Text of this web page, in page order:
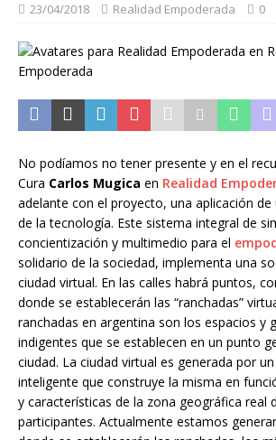
23/04/2018 Realidad Empoderada 0
No podíamos no tener presente y en el
Cura Carlos Mugica en Realidad
adelante con el proyecto, una aplicación de
de la tecnología. Este sistema integral de
concientización y multimedio para el
solidario de la sociedad, implementa una
ciudad virtual. En las calles habrá puntos,
donde se establecerán las “ranchadas”
ranchadas en argentina son los espacios y
indigentes que se establecen en un punto
ciudad. La ciudad virtual es generada por
inteligente que construye la misma en
y características de la zona geográfica real
participantes. Actualmente estamos